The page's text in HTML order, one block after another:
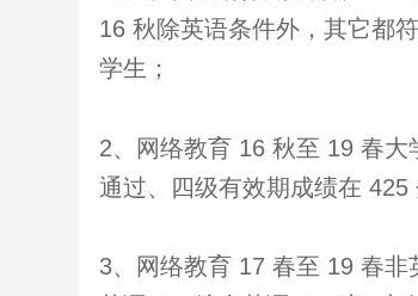
16 秋除英语条件外，其它都
学生；
2、网络教育 16 秋至 19 春
通过、四级有效期成绩在 425
3、网络教育 17 春至 19 春